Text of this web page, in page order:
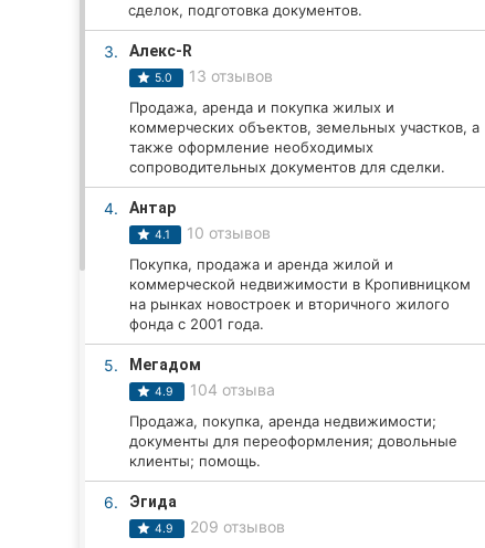
Все рубрики
Все города:
Кропивницкий
Винница
Хмельницкий
сделок, подготовка документов.
3. Алекс-R
5.0 13 отзывов
Продажа, аренда и покупка жилых и
коммерческих объектов, земельных участков, а
также оформление необходимых
сопроводительных документов для сделки.
4. Антар
4.1 10 отзывов
Покупка, продажа и аренда жилой и
коммерческой недвижимости в Кропивницком
на рынках новостроек и вторичного жилого
фонда с 2001 года.
5. Мегадом
4.9 104 отзыва
Продажа, покупка, аренда недвижимости;
документы для переоформления; довольные
клиенты; помощь.
6. Эгида
4.9 209 отзывов